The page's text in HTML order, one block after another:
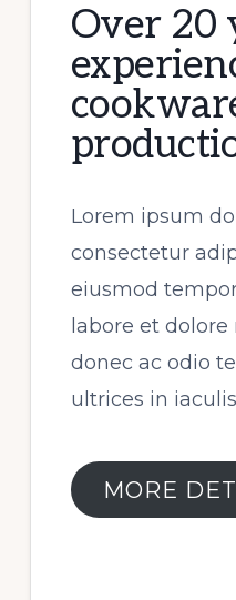
Over 20
Lorem ipsum
consectetur
eiusmod
labore et
donec ac odio
ultrices in
MORE